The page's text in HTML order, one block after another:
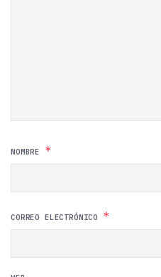
NOMBRE *
CORREO ELECTRÓNICO *